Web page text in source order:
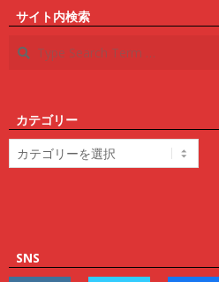
サイト内検索
Search
カテゴリー
テ
SNS